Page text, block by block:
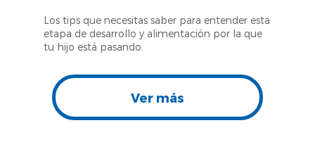
Los tips que necesitas saber para entender esta
etapa de desarrollo y alimentación por la que
tu hijo está pasando.
Ver más